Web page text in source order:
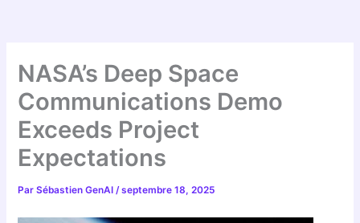
NASA’s Deep Space
Communications Demo
Exceeds Project
Expectations
ParSébastien GenAI/septembre 18, 2025